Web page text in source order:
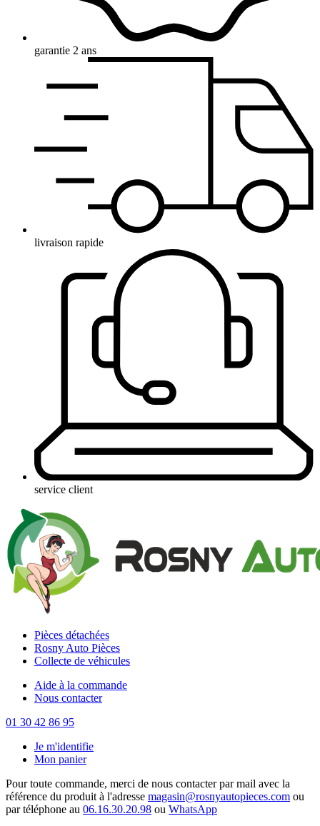
garantie 2 ans
livraison rapide
service client
Pièces détachées
Rosny Auto Pièces
Collecte de véhicules
Aide à la commande
Nous contacter
01 30 42 86 95
Je m'identifie
Mon panier
Pour toute commande, merci de nous contacter par mail avec la
référence du produit à l'adresse magasin@rosnyautopieces.com ou
par téléphone au 06.16.30.20.98 ou WhatsApp